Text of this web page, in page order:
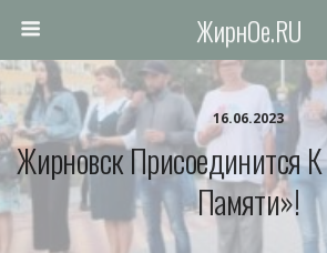
ЖирнОе.RU
16.06.2023
Жирновск Присоединится
Памяти»!